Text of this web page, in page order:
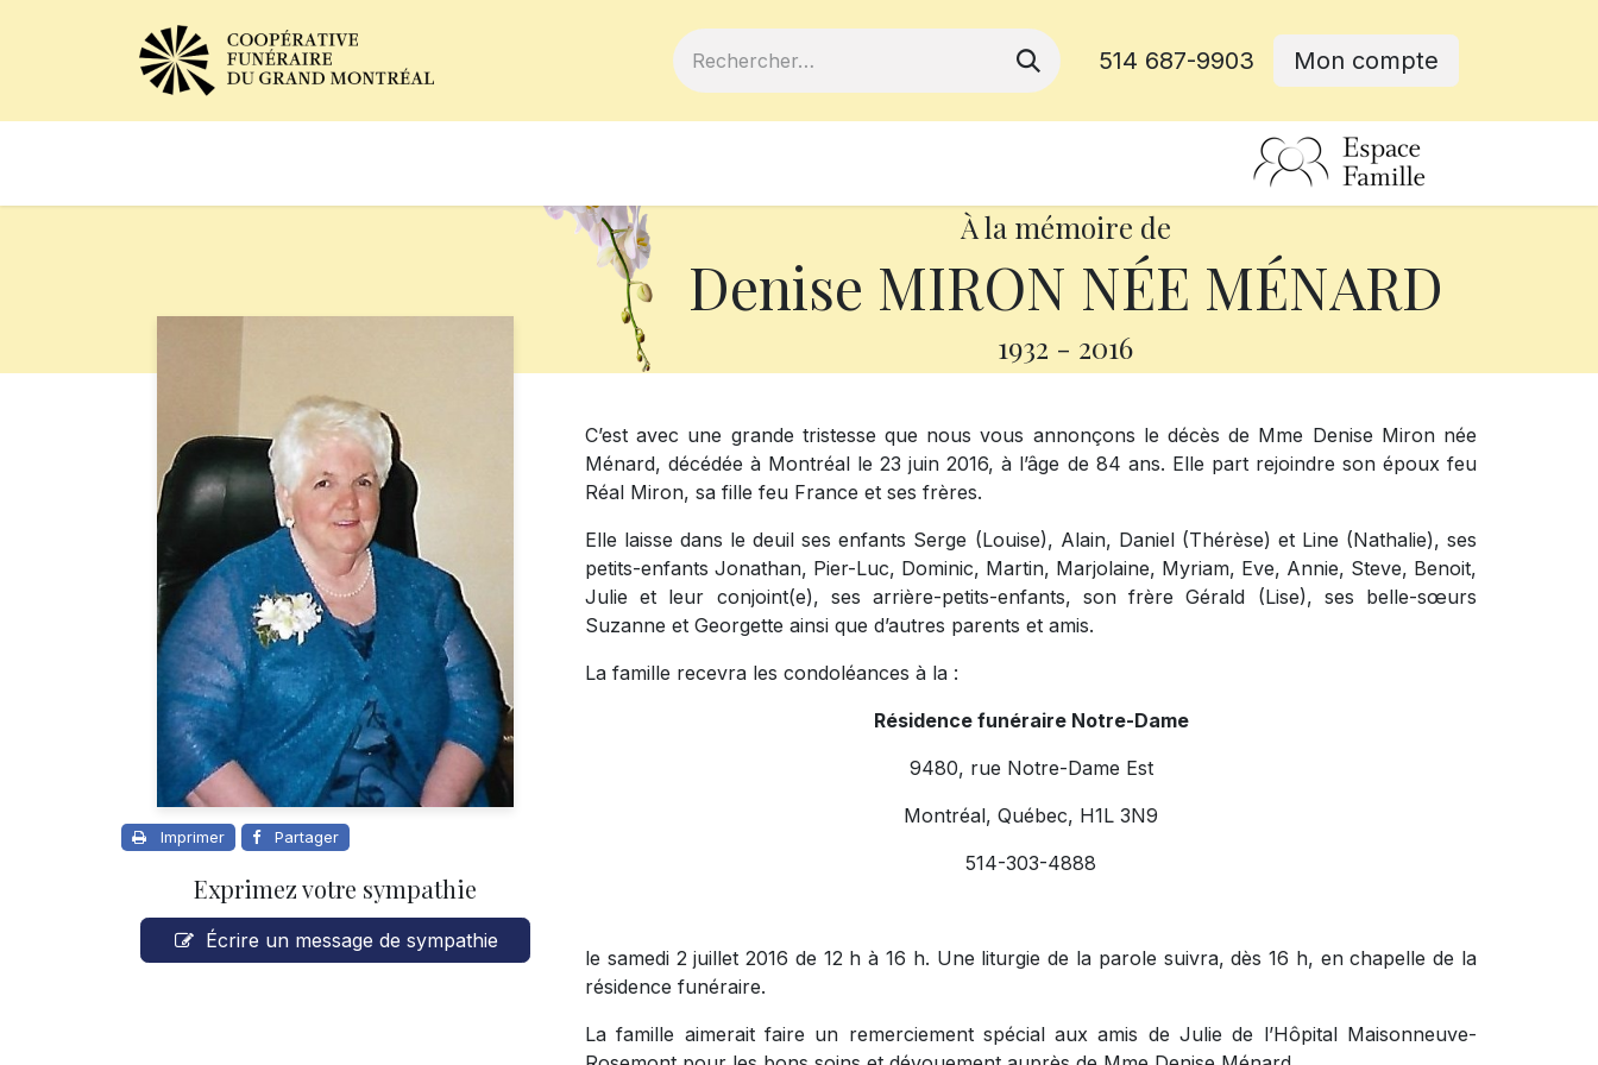
514 687-9903 Mon compte
À la mémoire de
Denise MIRON NÉE MÉNARD
1932 - 2016
Imprimer Partager
Exprimez votre sympathie
Écrire un message de sympathie
C’est avec une grande tristesse que nous vous annonçons le décès de Mme Denise Miron née
Ménard, décédée à Montréal le 23 juin 2016, à l’âge de 84 ans. Elle part rejoindre son époux feu
Réal Miron, sa fille feu France et ses frères.
Elle laisse dans le deuil ses enfants Serge (Louise), Alain, Daniel (Thérèse) et Line (Nathalie), ses
petits-enfants Jonathan, Pier-Luc, Dominic, Martin, Marjolaine, Myriam, Eve, Annie, Steve, Benoit,
Julie et leur conjoint(e), ses arrière-petits-enfants, son frère Gérald (Lise), ses belle-sœurs
Suzanne et Georgette ainsi que d’autres parents et amis.
La famille recevra les condoléances à la :
Résidence funéraire Notre-Dame
9480, rue Notre-Dame Est
Montréal, Québec, H1L 3N9
514-303-4888
le samedi 2 juillet 2016 de 12 h à 16 h. Une liturgie de la parole suivra, dès 16 h, en chapelle de la
résidence funéraire.
La famille aimerait faire un remerciement spécial aux amis de Julie de l’Hôpital Maisonneuve-